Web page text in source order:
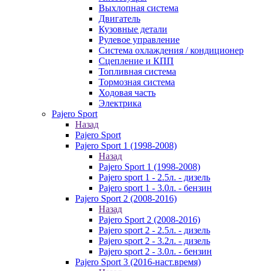
Выхлопная система
Двигатель
Кузовные детали
Рулевое управление
Система охлаждения / кондиционер
Сцепление и КПП
Топливная система
Тормозная система
Ходовая часть
Электрика
Pajero Sport
Назад
Pajero Sport
Pajero Sport 1 (1998-2008)
Назад
Pajero Sport 1 (1998-2008)
Pajero sport 1 - 2.5л. - дизель
Pajero sport 1 - 3.0л. - бензин
Pajero Sport 2 (2008-2016)
Назад
Pajero Sport 2 (2008-2016)
Pajero sport 2 - 2.5л. - дизель
Pajero sport 2 - 3.2л. - дизель
Pajero sport 2 - 3.0л. - бензин
Pajero Sport 3 (2016-наст.время)